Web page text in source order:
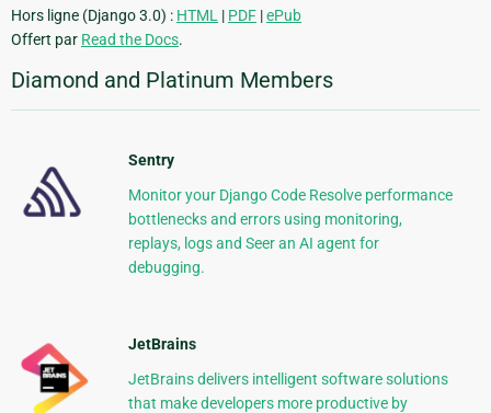
Hors ligne (Django 3.0) : HTML | PDF |ePub
Offert par Read the Docs.
Diamond and Platinum Members
Sentry
Monitor your Django Code Resolve performance
bottlenecks and errors using monitoring,
replays, logs and Seer an AI agent for
debugging.
JetBrains
JetBrains delivers intelligent software solutions
that make developers more productive by